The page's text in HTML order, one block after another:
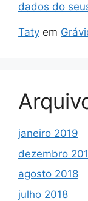
dados do
Taty em
janeiro 2019
dezembro
agosto 2018
julho 2018